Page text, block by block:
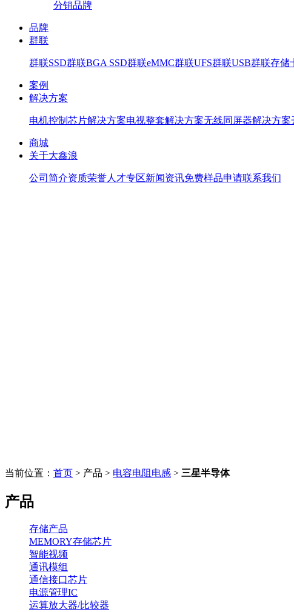
分销品牌
品牌
群联
群联SSD群联BGA SSD群联eMMC群联UFS群联USB群联存储
案例
解决方案
电机控制芯片解决方案电视整套解决方案无线同屏器解决方案
商城
关于大鑫浪
公司简介资质荣誉人才专区新闻资讯免费样品申请联系我们
当前位置： 首页 > 产品 > 电容电阻电感 > 三星半导体
产品
存储产品
MEMORY存储芯片
智能视频
通讯模组
通信接口芯片
电源管理IC
运算放大器/比较器